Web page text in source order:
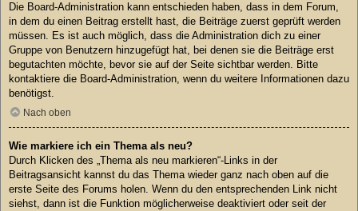
Die Board-Administration kann entschieden haben, dass in dem Forum,
in dem du einen Beitrag erstellt hast, die Beiträge zuerst geprüft werden
müssen. Es ist auch möglich, dass die Administration dich zu einer
Gruppe von Benutzern hinzugefügt hat, bei denen sie die Beiträge erst
begutachten möchte, bevor sie auf der Seite sichtbar werden. Bitte
kontaktiere die Board-Administration, wenn du weitere Informationen dazu
benötigst.
Nach oben
Wie markiere ich ein Thema als neu?
Durch Klicken des „Thema als neu markieren“-Links in der
Beitragsansicht kannst du das Thema wieder ganz nach oben auf die
erste Seite des Forums holen. Wenn du den entsprechenden Link nicht
siehst, dann ist die Funktion möglicherweise deaktiviert oder seit der